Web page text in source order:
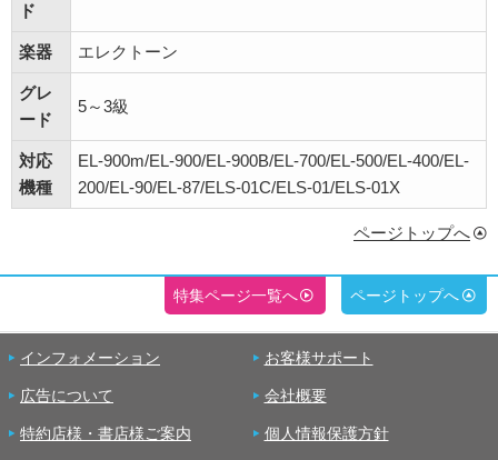
ド
楽器 エレクトーン
グレ
ード
5～3級
対応
機種
EL-900m/EL-900/EL-900B/EL-700/EL-500/EL-400/EL-
200/EL-90/EL-87/ELS-01C/ELS-01/ELS-01X
ページトップへ
特集ページ一覧へ ページトップへ
インフォメーション お客様サポート
広告について 会社概要
特約店様・書店様ご案内 個人情報保護方針